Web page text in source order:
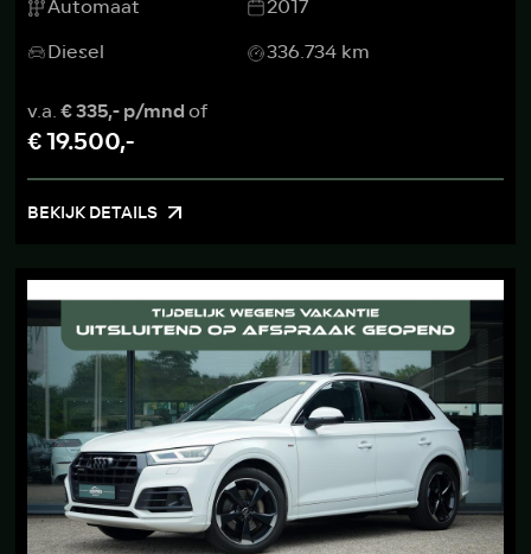
Automaat
2017
Diesel
336.734 km
v.a.€ 335,- p/mndof
€ 19.500,-
BEKIJK DETAILS